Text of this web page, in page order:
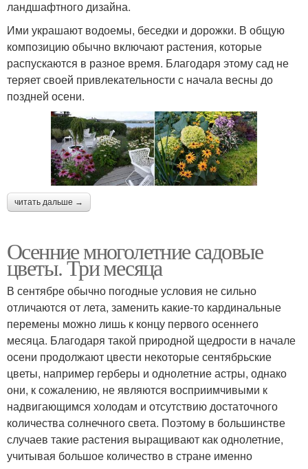
ландшафтного дизайна.
Ими украшают водоемы, беседки и дорожки. В общую
композицию обычно включают растения, которые
распускаются в разное время. Благодаря этому сад не
теряет своей привлекательности с начала весны до
поздней осени.
читать дальше →
Осенние многолетние садовые
цветы. Три месяца
В сентябре обычно погодные условия не сильно
отличаются от лета, заменить какие-то кардинальные
перемены можно лишь к концу первого осеннего
месяца. Благодаря такой природной щедрости в начале
осени продолжают цвести некоторые сентябрьские
цветы, например герберы и однолетние астры, однако
они, к сожалению, не являются восприимчивыми к
надвигающимся холодам и отсутствию достаточного
количества солнечного света. Поэтому в большинстве
случаев такие растения выращивают как однолетние,
учитывая большое количество в стране именно